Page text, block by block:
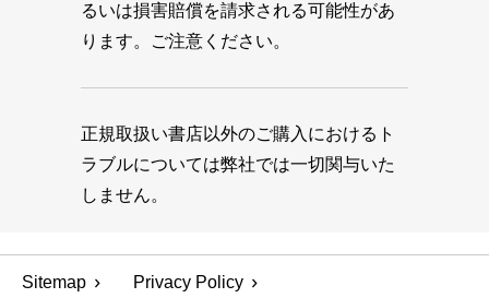
るいは損害賠償を請求される可能性があ
ります。ご注意ください。
正規取扱い書店以外のご購入におけるト
ラブルについては弊社では一切関与いた
しません。
Sitemap Privacy Policy